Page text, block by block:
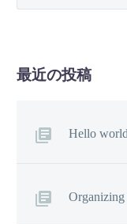
最近の投稿
Hello
Organizing